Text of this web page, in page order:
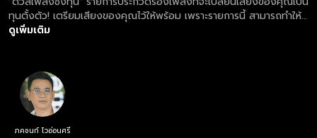
ทุนตั้งตัว! เตรียมเสียงของคุณไว้ให้พร้อม เพราะรายการนี้ สามารถทำให้
เสียงของคุณต่อยอดอนาคตคุณได้! ดูย้อนหลังรายการ ดวลเพลงชิงทุน
ดูเพิ่มเติม
ภคชนก์ โวอ่อนศรี